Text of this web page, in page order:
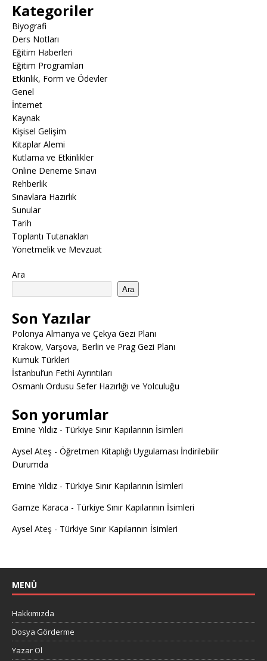
Kategoriler
Biyografi
Ders Notları
Eğitim Haberleri
Eğitim Programları
Etkinlik, Form ve Ödevler
Genel
İnternet
Kaynak
Kişisel Gelişim
Kitaplar Alemi
Kutlama ve Etkinlikler
Online Deneme Sınavı
Rehberlik
Sınavlara Hazırlık
Sunular
Tarih
Toplantı Tutanakları
Yönetmelik ve Mevzuat
Ara
Ara
Son Yazılar
Polonya Almanya ve Çekya Gezi Planı
Krakow, Varşova, Berlin ve Prag Gezi Planı
Kumuk Türkleri
İstanbul’un Fethi Ayrıntıları
Osmanlı Ordusu Sefer Hazırlığı ve Yolculuğu
Son yorumlar
Emine Yıldız - Türkiye Sınır Kapılarının İsimleri
Aysel Ateş - Öğretmen Kitaplığı Uygulaması İndirilebilir
Durumda
Emine Yıldız - Türkiye Sınır Kapılarının İsimleri
Gamze Karaca - Türkiye Sınır Kapılarının İsimleri
Aysel Ateş - Türkiye Sınır Kapılarının İsimleri
MENÜ
Hakkımızda
Dosya Görderme
Yazar Ol